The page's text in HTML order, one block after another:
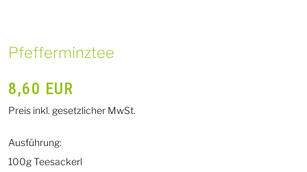
Pfefferminztee
8,60 EUR
Preis inkl. gesetzlicher MwSt.
Ausführung:
100g Teesackerl